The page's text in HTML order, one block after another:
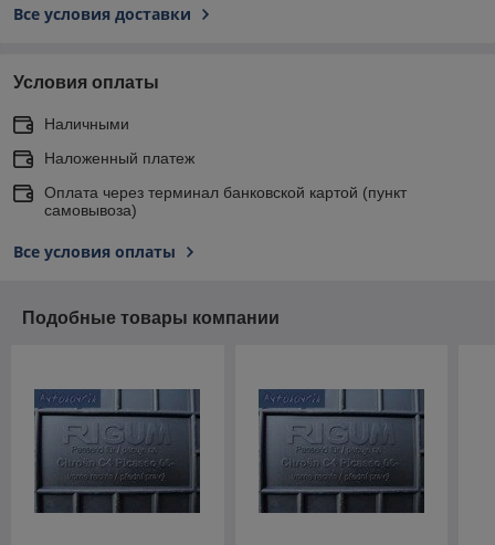
Все условия доставки
Условия оплаты
Наличными
Наложенный платеж
Оплата через терминал банковской картой (пункт
самовывоза)
Все условия оплаты
Подобные товары компании